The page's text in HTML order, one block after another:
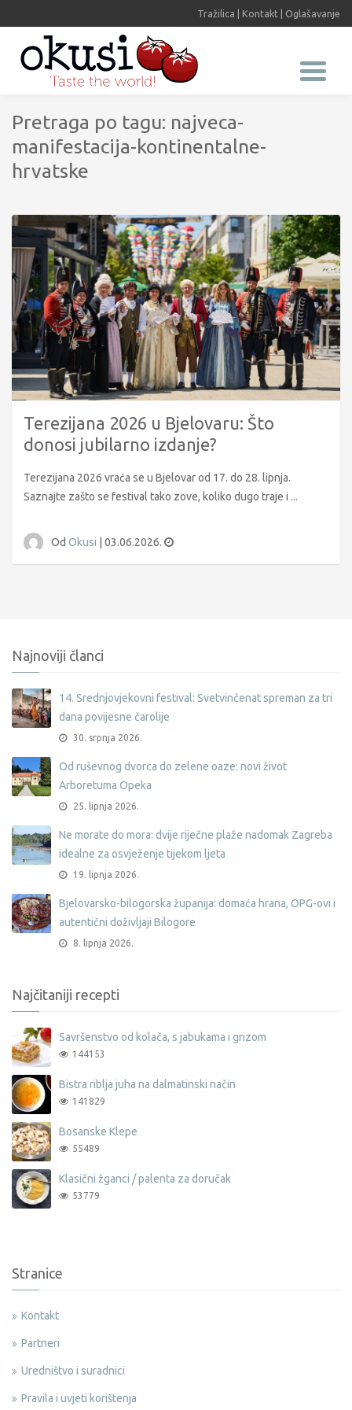
Tražilica Kontakt Oglašavanje
Pretraga po tagu: najveca-
manifestacija-kontinentalne-
hrvatske
Terezijana 2026 u Bjelovaru: Što
donosi jubilarno izdanje?
Terezijana 2026 vraća se u Bjelovar od 17. do 28. lipnja.
Saznajte zašto se festival tako zove, koliko dugo traje i ...
Od Okusi | 03.06.2026.
Najnoviji članci
14. Srednjovjekovni festival: Svetvinčenat spreman za tri
dana povijesne čarolije
30. srpnja 2026.
Od ruševnog dvorca do zelene oaze: novi život
Arboretuma Opeka
25. lipnja 2026.
Ne morate do mora: dvije riječne plaže nadomak Zagreba
idealne za osvježenje tijekom ljeta
19. lipnja 2026.
Bjelovarsko-bilogorska županija: domaća hrana, OPG-ovi i
autentični doživljaji Bilogore
8. lipnja 2026.
Najčitaniji recepti
Savršenstvo od kolača, s jabukama i grizom
144153
Bistra riblja juha na dalmatinski način
141829
Bosanske Klepe
55489
Klasični žganci / palenta za doručak
53779
Stranice
Kontakt
Partneri
Uredništvo i suradnici
Pravila i uvjeti korištenja